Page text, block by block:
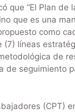
que “El Plan de
que es una
como
(7) líneas
de
de seguimiento
(CPT)